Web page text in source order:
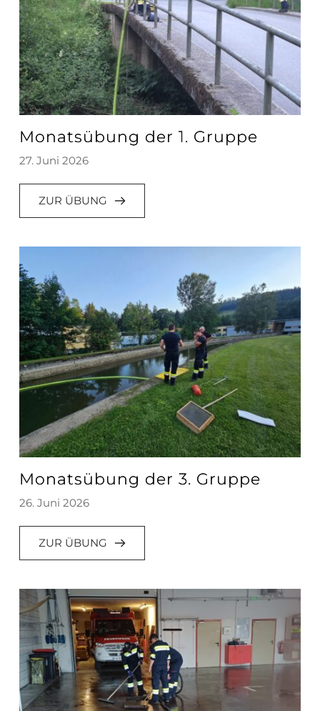
Monatsübung der 1. Gruppe
27. Juni 2026
ZUR ÜBUNG
Monatsübung der 3. Gruppe
26. Juni 2026
ZUR ÜBUNG